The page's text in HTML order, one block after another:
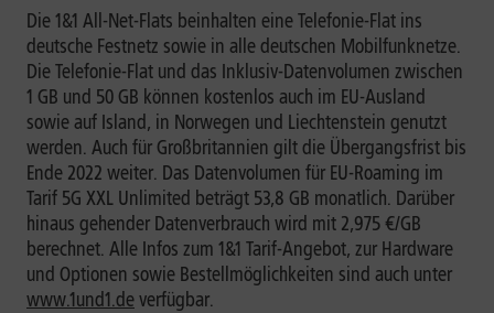
Die 1&1 All-Net-Flats beinhalten eine Telefonie-Flat ins
deutsche Festnetz sowie in alle deutschen Mobilfunknetze.
Die Telefonie-Flat und das Inklusiv-Datenvolumen zwischen
1 GB und 50 GB können kostenlos auch im EU-Ausland
sowie auf Island, in Norwegen und Liechtenstein genutzt
werden. Auch für Großbritannien gilt die Übergangsfrist bis
Ende 2022 weiter. Das Datenvolumen für EU-Roaming im
Tarif 5G XXL Unlimited beträgt 53,8 GB monatlich. Darüber
hinaus gehender Datenverbrauch wird mit 2,975 €/GB
berechnet. Alle Infos zum 1&1 Tarif-Angebot, zur Hardware
und Optionen sowie Bestellmöglichkeiten sind auch unter
www.1und1.deverfügbar.